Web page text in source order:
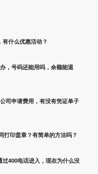
什么优惠活动？
，号码还能用吗，余额能退
司申请费用，有没有凭证单子
打印盖章？有简单的方法吗？
400电话进入，现在为什么没